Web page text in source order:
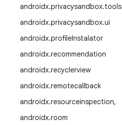
androidx.privacysandbox.tools
androidx.privacysandbox.ui
androidx.profileInstalator
androidx.recommendation
androidx.recyclerview
androidx.remotecallback
androidx.resourceinspection,
androidx.room